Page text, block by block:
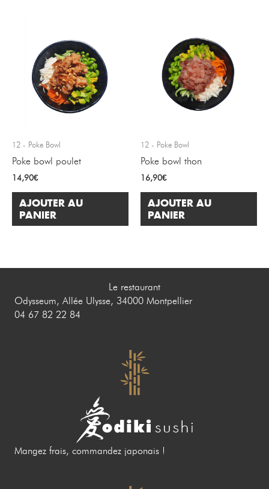
12 - Poke Bowl
Poke bowl poulet
14,90€
AJOUTER AU
PANIER
12 - Poke Bowl
Poke bowl thon
16,90€
AJOUTER AU
PANIER
Le restaurant
Odysseum, Allée Ulysse, 34000 Montpellier
04 67 82 22 84
Mangez frais, commandez japonais !